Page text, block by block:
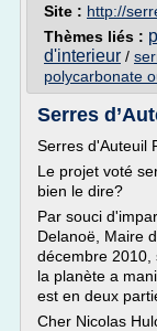
Site : http://
Thèmes liés :
d'interieur /
polycarbonate
Serres
Serres d'Auteuil
Le projet voté
bien le dire?
Par souci
Delanoë, Maire
décembre 2010,
la planète a
est en deux
Cher Nicolas